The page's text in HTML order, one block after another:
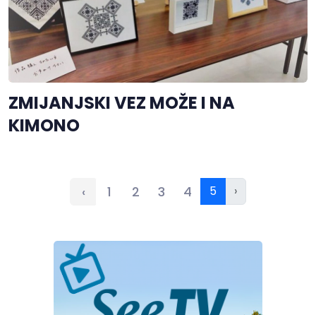
ZMIJANJSKI VEZ MOŽE I NA
KIMONO
‹ 1 2 3 4 5 ›